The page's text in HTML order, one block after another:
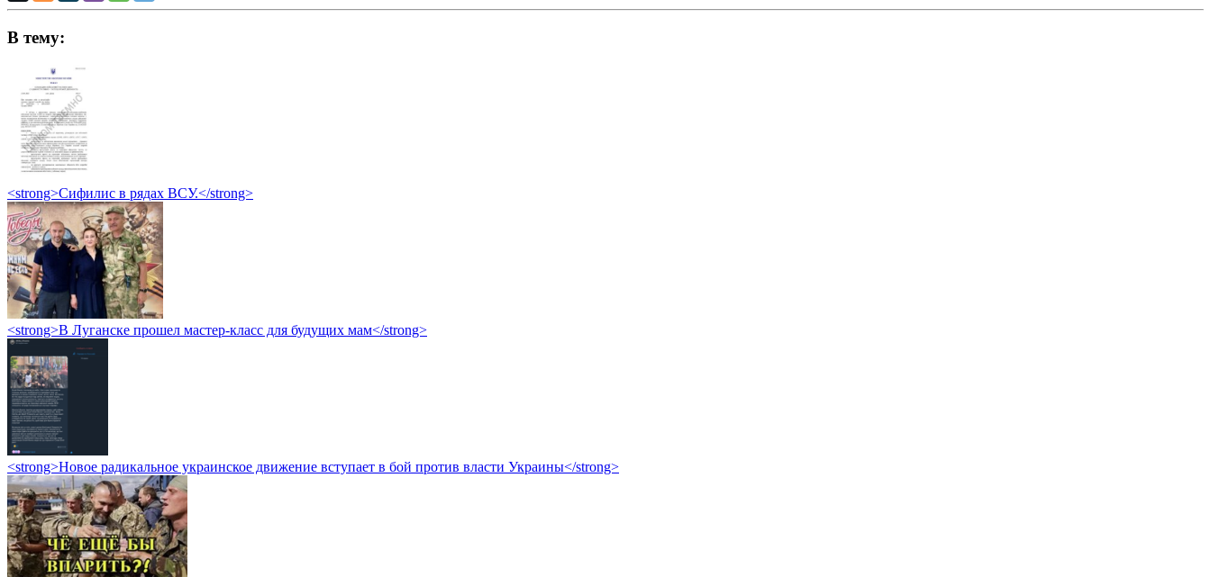
В тему:
<strong>Сифилис в рядах ВСУ.</strong>
<strong>В Луганске прошел мастер-класс для будущих мам</strong>
<strong>Новое радикальное украинское движение вступает в бой против власти Украины</strong>